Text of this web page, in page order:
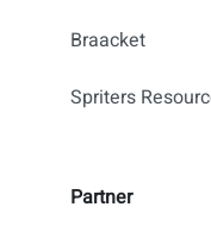
Braacket
Spriters
Partner